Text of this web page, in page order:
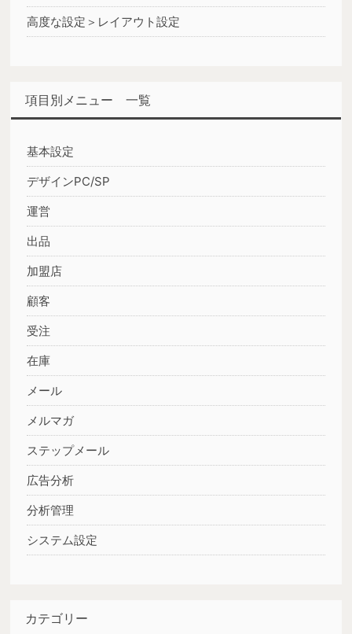
高度な設定＞レイアウト設定
項目別メニュー 一覧
基本設定
デザインPC/SP
運営
出品
加盟店
顧客
受注
在庫
メール
メルマガ
ステップメール
広告分析
分析管理
システム設定
カテゴリー